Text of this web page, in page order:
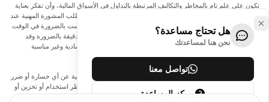
تكون على علم تام بالمخاطر والتكاليف المرتبطة بالتداول في الأسواق المالية، وأن تفكر بعناية
في أهدافك الاستثمارية ومستوى خبرتك ورغبتك في المخاطرة، وأن تطلب المشورة المهنية عند
الحاجة. تود Arincen أن تذكرك بأن البيانات الواردة في هذا الموقع ليست بالضرورة في الوقت
الفعلي وليست دقيقة. البيانات والأسعار الموجودة على الموقع ليست دقيقة بالضرورة وقد
تختلف عن السعر الفعلي في أي سوق معينة، مما يعني أن الأسعار إرشادية وغير مناسبة
لأغراض التداول.
لن يتحمل Arincen وأي مزود للبيانات الواردة في هذا الموقع المسؤولية عن أي خسارة أو ضرر
نتيجة لتداولك، أو اعتمادك على المعلومات الواردة في هذا الموقع. يحظر استخدام أو تخزين أو
إعادة إنتاج أو عرض أو تعديل أو نقل أو توزيع البيانات الموجودة في هذا الموقع دون الحصول
هل تحتاج مساعدة؟
نحن هنا لمساعدتك
تواصل معنا
مركز المساعدة